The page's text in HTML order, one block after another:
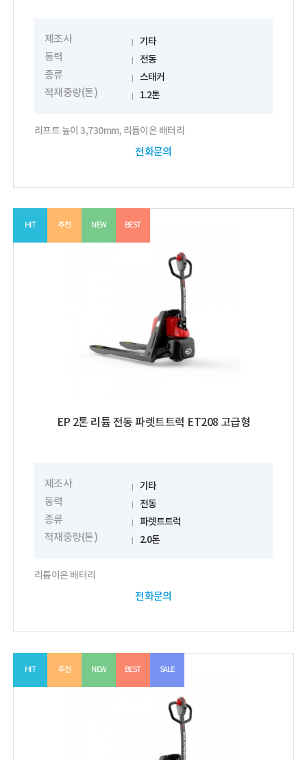
제조사
기타
동력
전동
종류
스태커
적재중량(톤)
1.2톤
리프트 높이 3,730mm, 리튬이온 배터리
전화문의
EP 2톤 리튬 전동 파렛트트럭 ET208 고급형
제조사
기타
동력
전동
종류
파렛트트럭
적재중량(톤)
2.0톤
리튬이온 배터리
전화문의
HIT 추천 NEW BEST
HIT 추천 NEW BEST SALE